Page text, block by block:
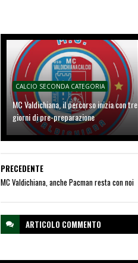
CALCIO SECONDA CATEGORIA
MC Valdichiana, il percorso inizia con tre
giorni di pre-preparazione
PRECEDENTE
MC Valdichiana, anche Pacman resta con noi
ARTICOLO COMMENTO